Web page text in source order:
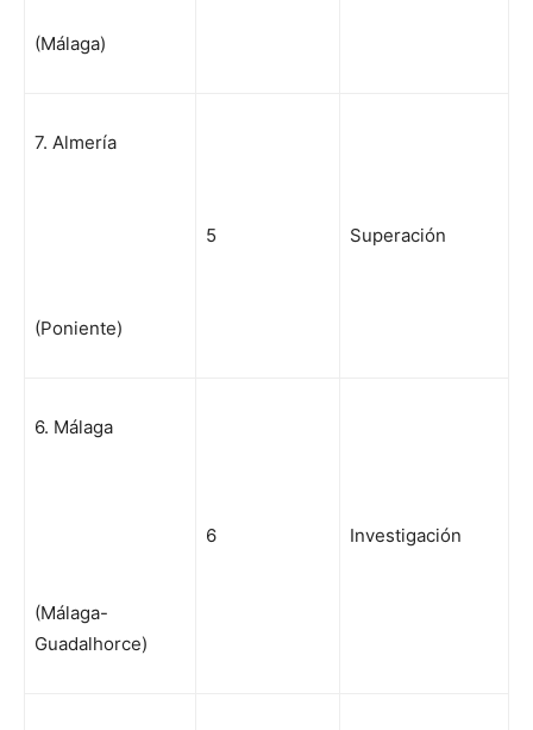
(Málaga)
7. Almería
(Poniente)
5 Superación
6. Málaga
(Málaga-
Guadalhorce)
6 Investigación